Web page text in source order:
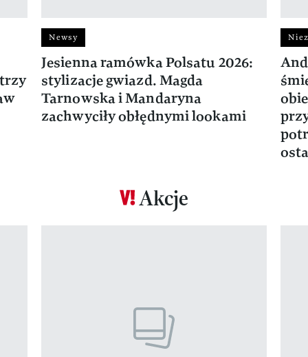
Newsy
Jesienna ramówka Polsatu 2026:
stylizacje gwiazd. Magda
Tarnowska i Mandaryna
zachwyciły obłędnymi lookami
Akcje